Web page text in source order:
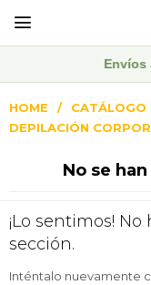

Envíos
HOME CATÁLOGO
DEPILACIÓN
No se
¡Lo sentimos!
sección.
Inténtalo nuevamente